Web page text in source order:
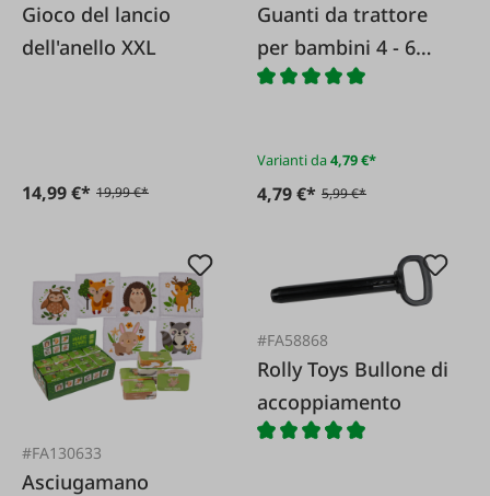
Gioco del lancio
dell'anello XXL
14,99 €* 19,99 €*
Guanti da trattore
per bambini 4 - 6
anni
Varianti da4,79 €*
4,79 €* 5,99 €*
#FA130633
Asciugamano
#FA58868
Rolly Toys Bullone di
accoppiamento